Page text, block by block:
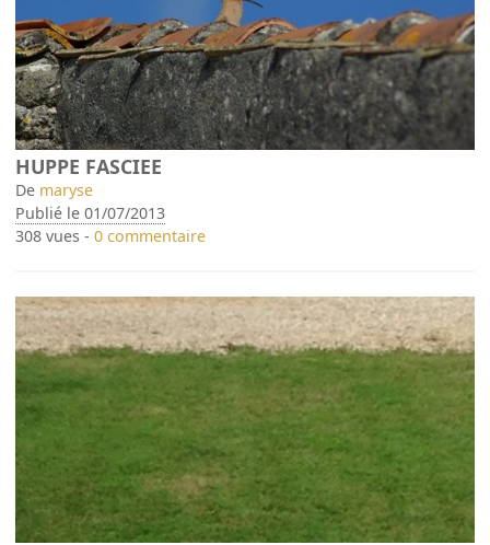
HUPPE FASCIEE
De maryse
Publié le 01/07/2013
308 vues -0 commentaire